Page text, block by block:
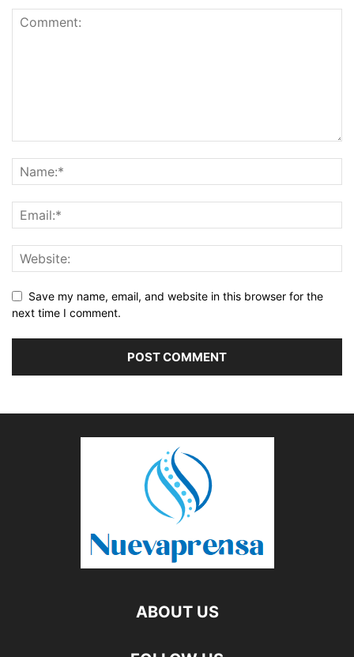
Save my name, email, and website in this browser for the
next time I comment.
ABOUT US